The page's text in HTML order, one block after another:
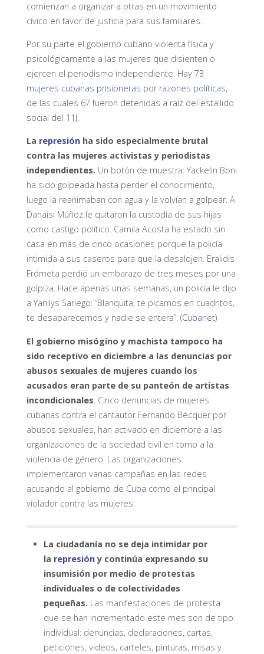
comienzan a organizar a otras en un movimiento
cívico en favor de justicia para sus familiares.
Por su parte el gobierno cubano violenta física y
psicológicamente a las mujeres que disienten o
ejercen el periodismo independiente. Hay 73
mujeres cubanas prisioneras por razones políticas,
de las cuales 67 fueron detenidas a raíz del estallido
social del 11J.
La represiónha sido especialmente brutal
contra las mujeres activistas y periodistas
independientes. Un botón de muestra: Yackelin Boni
ha sido golpeada hasta perder el conocimiento,
luego la reanimaban con agua y la volvían a golpear. A
Danaisi Múñoz le quitaron la custodia de sus hijas
como castigo político. Camila Acosta ha estado sin
casa en más de cinco ocasiones porque la policía
intimida a sus caseros para que la desalojen. Eralidis
Frómeta perdió un embarazo de tres meses por una
golpiza. Hace apenas unas semanas, un policía le dijo
a Yanilys Sariego: “Blanquita, te picamos en cuadritos,
te desaparecemos y nadie se entera”. (Cubanet)
El gobierno misógino y machista tampoco ha
sido receptivo en diciembre a las denuncias por
abusos sexuales de mujeres cuando los
acusados eran parte de su panteón de artistas
incondicionales . Cinco denuncias de mujeres
cubanas contra el cantautor Fernando Bécquer por
abusos sexuales, han activado en diciembre a las
organizaciones de la sociedad civil en torno a la
violencia de género. Las organizaciones
implementaron varias campañas en las redes
acusando al gobierno de Cuba como el principal
violador contra las mujeres.
La ciudadanía no se deja intimidar por
la represióny continúa expresando su
insumisión por medio de protestas
individuales o de colectividades
pequeñas. Las manifestaciones de protesta
que se han incrementado este mes son de tipo
individual: denuncias, declaraciones, cartas,
peticiones, videos, carteles, pinturas, misas y